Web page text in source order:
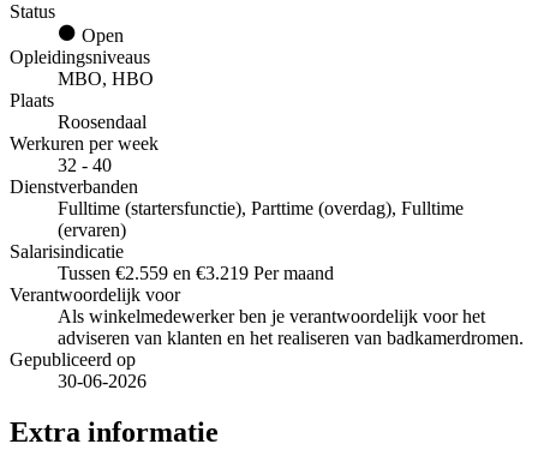
Status
Open
Opleidingsniveaus
MBO, HBO
Plaats
Roosendaal
Werkuren per week
32 - 40
Dienstverbanden
Fulltime (startersfunctie), Parttime (overdag), Fulltime
(ervaren)
Salarisindicatie
Tussen €2.559 en €3.219 Per maand
Verantwoordelijk voor
Als winkelmedewerker ben je verantwoordelijk voor het
adviseren van klanten en het realiseren van badkamerdromen.
Gepubliceerd op
30-06-2026
Extra informatie